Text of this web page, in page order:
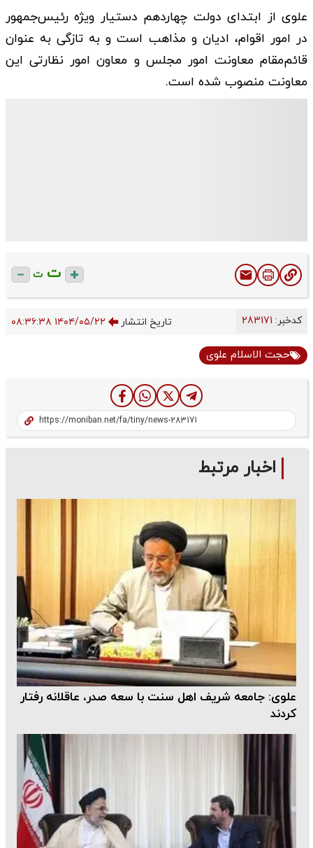
علوی از ابتدای دولت چهاردهم دستیار ویژه رئیس‌جمهور
در امور اقوام، ادیان و مذاهب است و به تازگی به عنوان
قائم‌مقام معاونت امور مجلس و معاون امور نظارتی این
معاونت منصوب شده است.
ت ت
کدخبر: تاریخ انتشار ۱۴۰۴/۰۵/۲۲ ۰۸:۳۶:۳۸
حجت الاسلام علوی
اخبار مرتبط
علوی: جامعه شریف اهل سنت با سعه صدر، عاقلانه رفتار
کردند